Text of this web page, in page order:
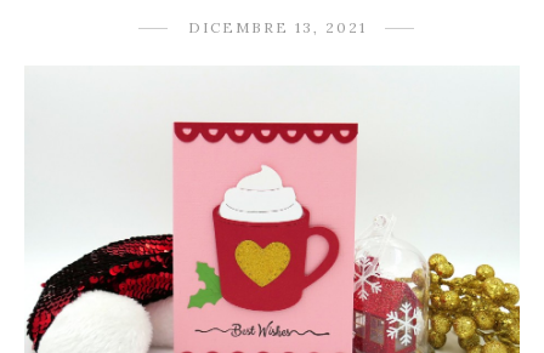
DICEMBRE 13, 2021